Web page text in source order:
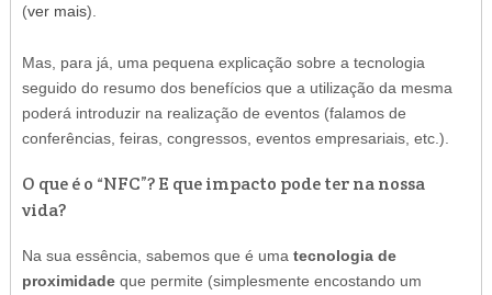
(ver mais).
Mas, para já, uma pequena explicação sobre a tecnologia
seguido do resumo dos benefícios que a utilização da mesma
poderá introduzir na realização de eventos (falamos de
conferências, feiras, congressos, eventos empresariais, etc.).
O que é o “NFC”? E que impacto pode ter na nossa
vida?
Na sua essência, sabemos que é uma tecnologia de
proximidadeque permite (simplesmente encostando um